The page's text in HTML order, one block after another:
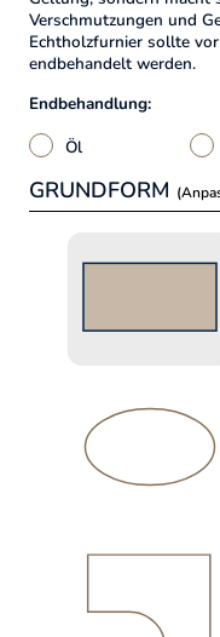
Verschmutzungen und
Echtholzfurnier sollte
endbehandelt werden.
Endbehandlung:
Öl
GRUNDFORM